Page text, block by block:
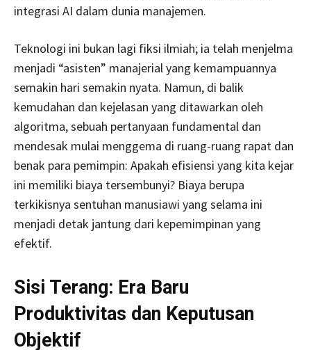
integrasi AI dalam dunia manajemen.
Teknologi ini bukan lagi fiksi ilmiah; ia telah menjelma
menjadi “asisten” manajerial yang kemampuannya
semakin hari semakin nyata. Namun, di balik
kemudahan dan kejelasan yang ditawarkan oleh
algoritma, sebuah pertanyaan fundamental dan
mendesak mulai menggema di ruang-ruang rapat dan
benak para pemimpin: Apakah efisiensi yang kita kejar
ini memiliki biaya tersembunyi? Biaya berupa
terkikisnya sentuhan manusiawi yang selama ini
menjadi detak jantung dari kepemimpinan yang
efektif.
Sisi Terang: Era Baru
Produktivitas dan Keputusan
Objektif